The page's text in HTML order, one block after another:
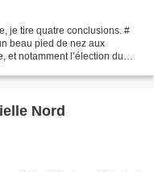
je tire quatre conclusions. #
beau pied de nez aux
et notamment l’élection du
Nord